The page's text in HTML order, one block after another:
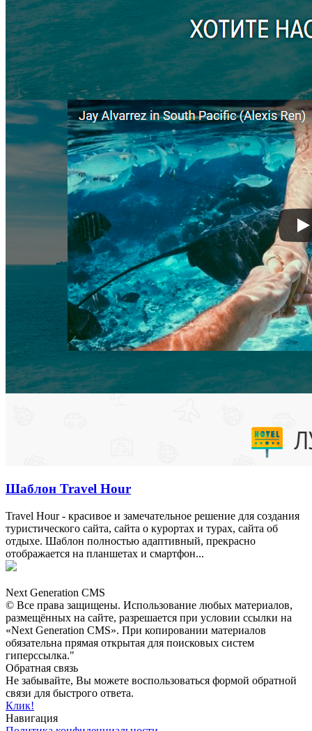
Шаблон Travel Hour
Travel Hour - красивое и замечательное решение для создания
туристического сайта, сайта о курортах и турах, сайта об
отдыхе. Шаблон полностью адаптивный, прекрасно
отображается на планшетах и смартфон...
Next Generation CMS
© Все права защищены. Использование любых материалов,
размещённых на сайте, разрешается при условии ссылки на
«Next Generation CMS». При копировании материалов
обязательна прямая открытая для поисковых систем
гиперссылка."
Обратная связь
Не забывайте, Вы можете воспользоваться формой обратной
связи для быстрого ответа.
Клик!
Навигация